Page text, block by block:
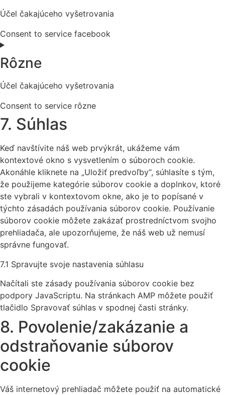
Účel čakajúceho vyšetrovania
Consent to service facebook
Rôzne
Účel čakajúceho vyšetrovania
Consent to service rôzne
7. Súhlas
Keď navštívite náš web prvýkrát, ukážeme vám
kontextové okno s vysvetlením o súboroch cookie.
Akonáhle kliknete na „Uložiť predvoľby“, súhlasíte s tým,
že použijeme kategórie súborov cookie a doplnkov, ktoré
ste vybrali v kontextovom okne, ako je to popísané v
týchto zásadách používania súborov cookie. Používanie
súborov cookie môžete zakázať prostredníctvom svojho
prehliadača, ale upozorňujeme, že náš web už nemusí
správne fungovať.
7.1 Spravujte svoje nastavenia súhlasu
Načítali ste zásady používania súborov cookie bez
podpory JavaScriptu. Na stránkach AMP môžete použiť
tlačidlo Spravovať súhlas v spodnej časti stránky.
8. Povolenie/zakázanie a
odstraňovanie súborov
cookie
Váš internetový prehliadač môžete použiť na automatické